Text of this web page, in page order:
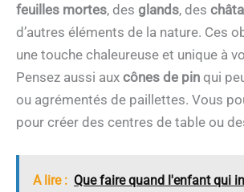
feuilles mortes, des glands, des
d’autres éléments de la nature. Ces
une touche chaleureuse et unique à
Pensez aussi aux cônes de pin qui
ou agrémentés de paillettes. Vous
pour créer des centres de table ou
A lire : Que faire quand l'enfant qui